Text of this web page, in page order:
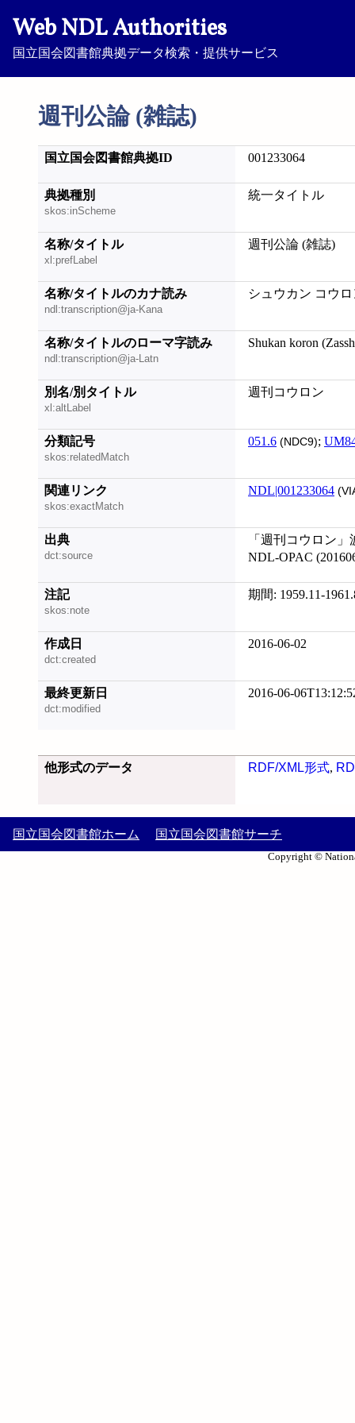
Web NDL Authorities
国立国会図書館典拠データ検索・提供サービス
週刊公論 (雑誌)
国立国会図書館典拠ID 001233064
典拠種別
skos:inScheme
統一タイトル
名称/タイトル
xl:prefLabel
週刊公論 (雑誌)
名称/タイトルのカナ読み
ndl:transcription@ja-Kana
シュウカン コウ
名称/タイトルのローマ字読み
ndl:transcription@ja-Latn
Shukan koron
別名/別タイトル
xl:altLabel
週刊コウロン
分類記号
skos:relatedMatch
051.6 (NDC9);
関連リンク
skos:exactMatch
NDL|001233064
出典
dct:source
「週刊コウロン
NDL-OPAC
注記
skos:note
期間: 1959.11-
作成日
dct:created
2016-06-02
最終更新日
dct:modified
2016-06-
他形式のデータ RDF/XML形式,
国立国会図書館ホーム 国立国会図書館サーチ
Copyright ©